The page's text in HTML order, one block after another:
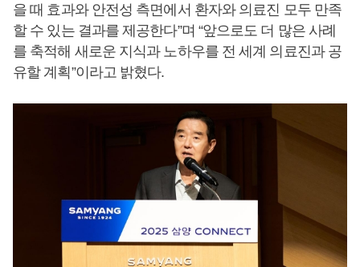
을 때 효과와 안전성 측면에서 환자와 의료진 모두 만족
할 수 있는 결과를 제공한다”며 “앞으로도 더 많은 사례
를 축적해 새로운 지식과 노하우를 전 세계 의료진과 공
유할 계획”이라고 밝혔다.